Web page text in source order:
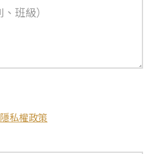
隱私權政策